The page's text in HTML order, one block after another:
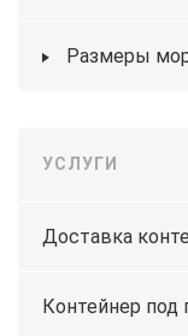
Размеры
УСЛУГИ
Доставка
Контейнер под